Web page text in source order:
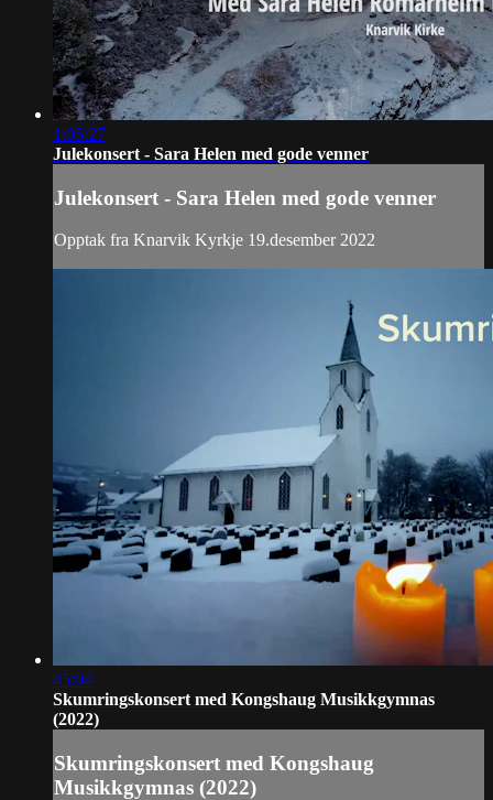
1:05:27
Julekonsert - Sara Helen med gode venner
Julekonsert - Sara Helen med gode venner
Opptak fra Knarvik Kyrkje 19.desember 2022
45:04
Skumringskonsert med Kongshaug Musikkgymnas
(2022)
Skumringskonsert med Kongshaug
Musikkgymnas (2022)